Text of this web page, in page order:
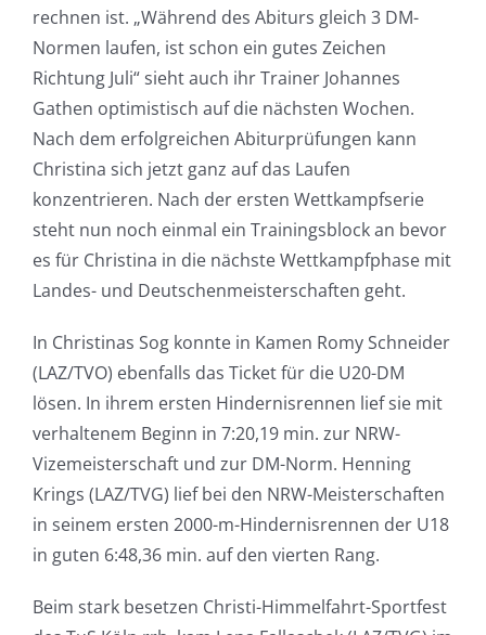
rechnen ist. „Während des Abiturs gleich 3 DM-
Normen laufen, ist schon ein gutes Zeichen
Richtung Juli“ sieht auch ihr Trainer Johannes
Gathen optimistisch auf die nächsten Wochen.
Nach dem erfolgreichen Abiturprüfungen kann
Christina sich jetzt ganz auf das Laufen
konzentrieren. Nach der ersten Wettkampfserie
steht nun noch einmal ein Trainingsblock an bevor
es für Christina in die nächste Wettkampfphase mit
Landes- und Deutschenmeisterschaften geht.
In Christinas Sog konnte in Kamen Romy Schneider
(LAZ/TVO) ebenfalls das Ticket für die U20-DM
lösen. In ihrem ersten Hindernisrennen lief sie mit
verhaltenem Beginn in 7:20,19 min. zur NRW-
Vizemeisterschaft und zur DM-Norm. Henning
Krings (LAZ/TVG) lief bei den NRW-Meisterschaften
in seinem ersten 2000-m-Hindernisrennen der U18
in guten 6:48,36 min. auf den vierten Rang.
Beim stark besetzen Christi-Himmelfahrt-Sportfest